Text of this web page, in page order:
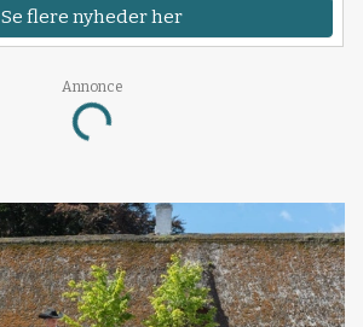
Se flere nyheder her
Annonce
Loading...